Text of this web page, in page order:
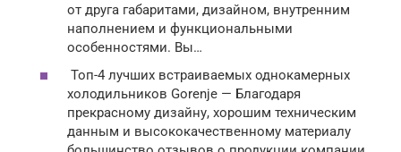
от друга габаритами, дизайном, внутренним
наполнением и функциональными
особенностями. Вы…
Топ-4 лучших встраиваемых однокамерных
холодильников Gorenje — Благодаря
прекрасному дизайну, хорошим техническим
данным и высококачественному материалу